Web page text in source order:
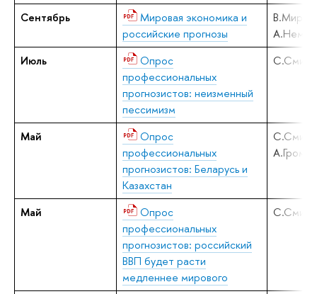
Сентябрь
Мировая экономика и
российские прогнозы
Июль
Опрос
профессиональных
прогнозистов: неизменный
пессимизм
Май
Опрос
профессиональных
прогнозистов: Беларусь и
Казахстан
А.Громов
Май
Опрос
профессиональных
прогнозистов: российский
ВВП будет расти
медленнее мирового